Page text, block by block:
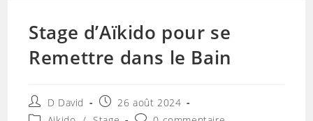
Stage d’Aïkido pour se
Remettre dans le Bain
Auteur/autrice
de
D David
Publication
publiée :
26 août 2024